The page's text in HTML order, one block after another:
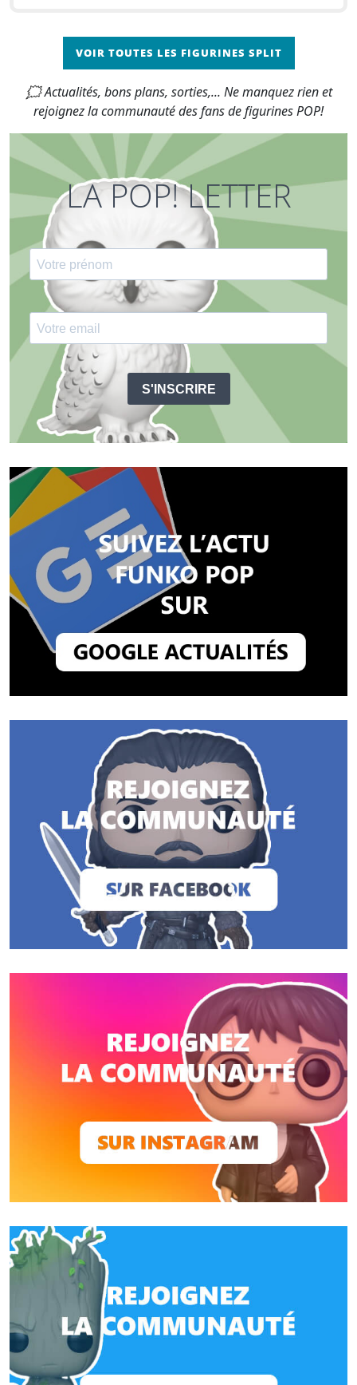
VOIR TOUTES LES FIGURINES SPLIT
🗯 Actualités, bons plans, sorties,... Ne manquez rien et
rejoignez la communauté des fans de figurines POP!
LA POP! LETTER
S'INSCRIRE